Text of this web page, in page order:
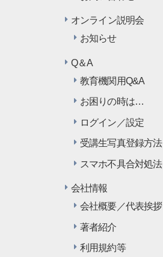
オンライン説明会
お知らせ
Q＆A
教育機関用Q&A
お困りの時は…
ログイン／設定
受講生写真登録方法
スマホ不具合対処法
会社情報
会社概要／代表挨拶
著者紹介
利用規約等